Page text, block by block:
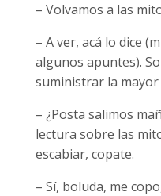
– Volvamos a las
– A ver, acá lo dice
algunos apuntes).
suministrar la
– ¿Posta salimos
lectura sobre las
escabiar, copate.
– Sí, boluda, me